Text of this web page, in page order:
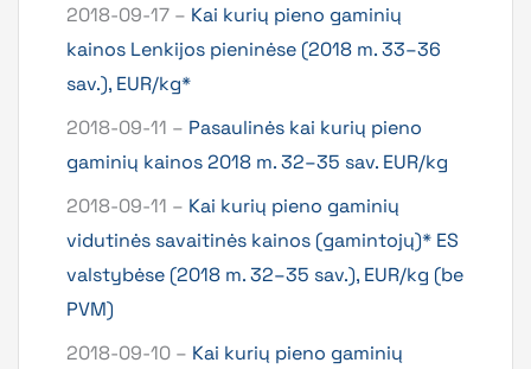
2018-09-17 – Kai kurių pieno gaminių
kainos Lenkijos pieninėse (2018 m. 33–36
sav.), EUR/kg*
2018-09-11 – Pasaulinės kai kurių pieno
gaminių kainos 2018 m. 32–35 sav. EUR/kg
2018-09-11 – Kai kurių pieno gaminių
vidutinės savaitinės kainos (gamintojų)* ES
valstybėse (2018 m. 32–35 sav.), EUR/kg (be
PVM)
2018-09-10 – Kai kurių pieno gaminių